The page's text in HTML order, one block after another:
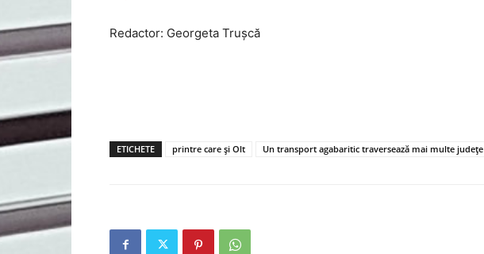
Redactor: Georgeta Trușcă
ETICHETE printre care și Olt Un transport agabaritic traversează mai multe județe